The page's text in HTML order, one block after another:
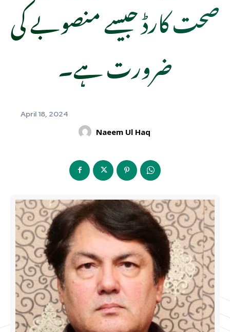
صحت کارڈ جیسے منصوبے کی
ضرورت ہے۔
April 18, 2024
Naeem Ul Haq